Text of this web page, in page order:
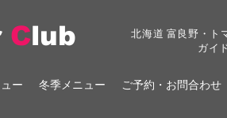
Club
北海道 富良野・ト
ガイ
ー 冬季メニュー ご予約・お問合わせ